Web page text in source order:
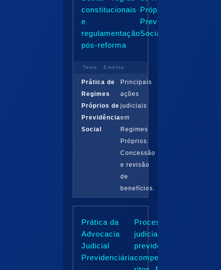
constitucionais
e
regulamentação
pós-reforma
Próprio de
Previdência
Social...
Tema Ementa
Prática de
Regimes
Próprios de
Previdência
Social
Principais
ações
judiciais
em
Regimes
Próprios.
Concessão
e revisão
de
benefícios.
Prática da
Advocacia
Judicial
Previdenciária
Processo
judicial
previdenciário:
competência e